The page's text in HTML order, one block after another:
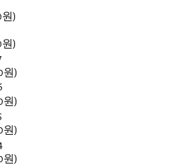
원)
원)
원)
원)
원)
원)